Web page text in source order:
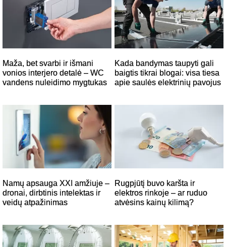
Maža, bet svarbi ir išmani
vonios interjero detalė – WC
vandens nuleidimo mygtukas
Kada bandymas taupyti gali
baigtis tikrai blogai: visa tiesa
apie saulės elektrinių pavojus
Namų apsauga XXI amžiuje –
dronai, dirbtinis intelektas ir
veidų atpažinimas
Rugpjūtį buvo karšta ir
elektros rinkoje – ar ruduo
atvėsins kainų kilimą?